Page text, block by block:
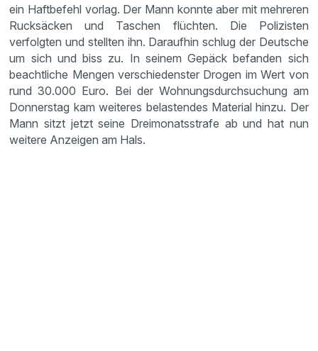
ein Haftbefehl vorlag. Der Mann konnte aber mit mehreren
Rucksäcken und Taschen flüchten. Die Polizisten
verfolgten und stellten ihn. Daraufhin schlug der Deutsche
um sich und biss zu. In seinem Gepäck befanden sich
beachtliche Mengen verschiedenster Drogen im Wert von
rund 30.000 Euro. Bei der Wohnungsdurchsuchung am
Donnerstag kam weiteres belastendes Material hinzu. Der
Mann sitzt jetzt seine Dreimonatsstrafe ab und hat nun
weitere Anzeigen am Hals.